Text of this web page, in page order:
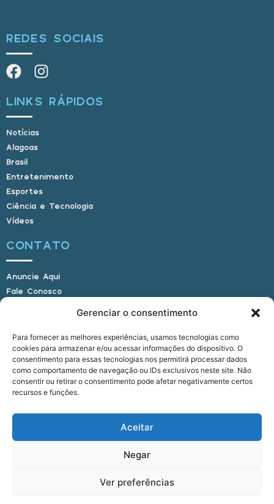
Gerenciar o consentimento
Para fornecer as melhores experiências, usamos tecnologias como
cookies para armazenar e/ou acessar informações do dispositivo. O
consentimento para essas tecnologias nos permitirá processar dados
como comportamento de navegação ou IDs exclusivos neste site. Não
consentir ou retirar o consentimento pode afetar negativamente certos
recursos e funções.
Aceitar
Negar
Ver preferências
REDES SOCIAIS
LINKS RÁPIDOS
Notícias
Alagoas
Brasil
Entretenimento
Esportes
Ciência e Tecnologia
Vídeos
CONTATO
Anuncie Aqui
Fale Conosco
E-mail: alagoasbrasilnoticias@gmail.com
Telefone: (82) 9 9691-0391 (Whatsapp)
Responsável Técnico: Crysthyan Carlos
Rua do Sau - Centro - Anadia - AL - CEP:
© 2022 - 2026 Alagoas Brasil Notícias. Todos os
direitos reservados.
fiveagência